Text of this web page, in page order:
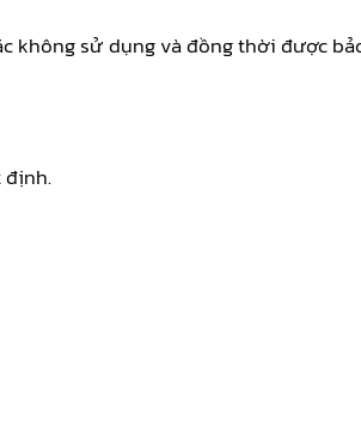
không sử dụng và đồng thời được
định.